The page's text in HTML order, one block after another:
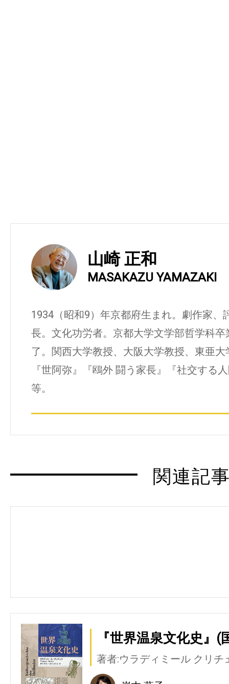
山崎 正和
MASAKAZU YAMAZAKI
1934（昭和9）年京都府生まれ。劇作家、
長。文化功労者。京都大学文学部哲学科
了。関西大学教授、大阪大学教授、東亜
『世阿弥』『鴎外 闘う家長』『社交する
等。
関連記
『世界温泉文化史』(
著者:ウラディミール クリチ